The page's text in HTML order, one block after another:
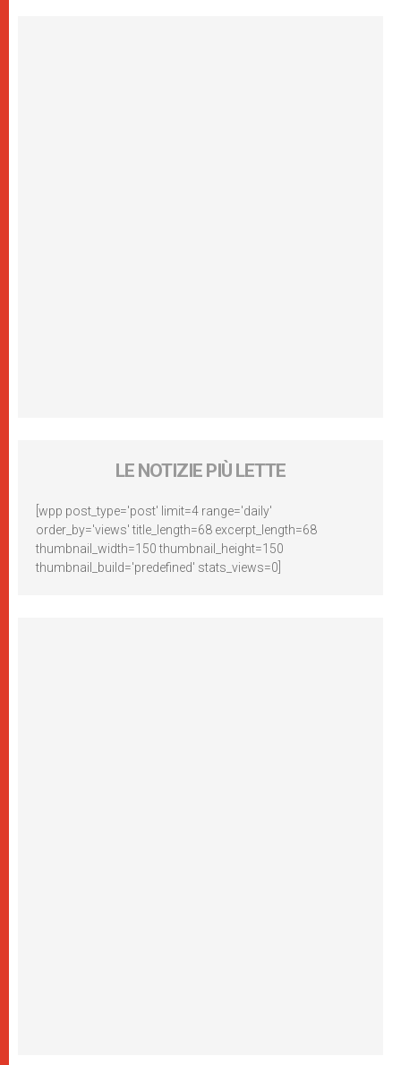
LE NOTIZIE PIÙ LETTE
[wpp post_type='post' limit=4 range='daily'
order_by='views' title_length=68 excerpt_length=68
thumbnail_width=150 thumbnail_height=150
thumbnail_build='predefined' stats_views=0]